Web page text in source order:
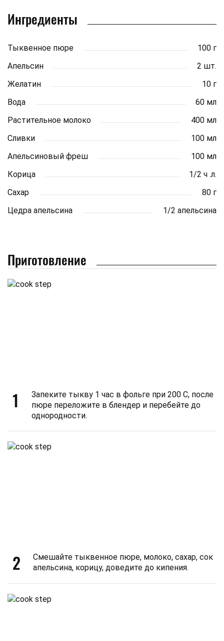
Ингредиенты
Тыквенное пюре
100 г
Апельсин
2 шт.
Желатин
10 г
Вода
60 мл
Растительное молоко
400 мл
Сливки
100 мл
Апельсиновый фреш
100 мл
Корица
1/2 ч .л.
Сахар
80 г
Цедра апельсина
1/2 апельсина
Приготовление
1
Запеките тыкву 1 час в фольге при 200 С, после
пюре переложите в блендер и перебейте до
однородности.
2
Смешайте тыквенное пюре, молоко, сахар, сок
апельсина, корицу, доведите до кипения.